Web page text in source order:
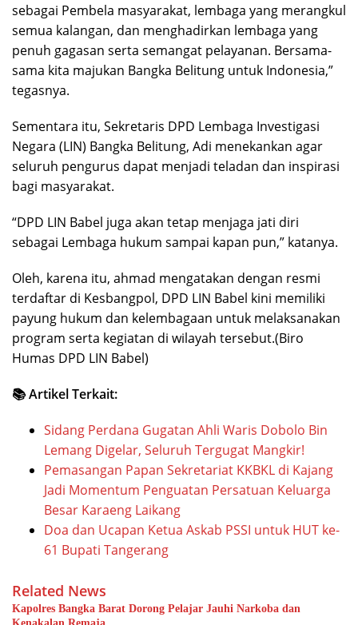
sebagai Pembela masyarakat, lembaga yang merangkul
semua kalangan, dan menghadirkan lembaga yang
penuh gagasan serta semangat pelayanan. Bersama-
sama kita majukan Bangka Belitung untuk Indonesia,”
tegasnya.
Sementara itu, Sekretaris DPD Lembaga Investigasi
Negara (LIN) Bangka Belitung, Adi menekankan agar
seluruh pengurus dapat menjadi teladan dan inspirasi
bagi masyarakat.
“DPD LIN Babel juga akan tetap menjaga jati diri
sebagai Lembaga hukum sampai kapan pun,” katanya.
Oleh, karena itu, ahmad mengatakan dengan resmi
terdaftar di Kesbangpol, DPD LIN Babel kini memiliki
payung hukum dan kelembagaan untuk melaksanakan
program serta kegiatan di wilayah tersebut.(Biro
Humas DPD LIN Babel)
📚 Artikel Terkait:
Sidang Perdana Gugatan Ahli Waris Dobolo Bin
Lemang Digelar, Seluruh Tergugat Mangkir!
Pemasangan Papan Sekretariat KKBKL di Kajang
Jadi Momentum Penguatan Persatuan Keluarga
Besar Karaeng Laikang
Doa dan Ucapan Ketua Askab PSSI untuk HUT ke-
61 Bupati Tangerang
Related News
Kapolres Bangka Barat Dorong Pelajar Jauhi Narkoba dan